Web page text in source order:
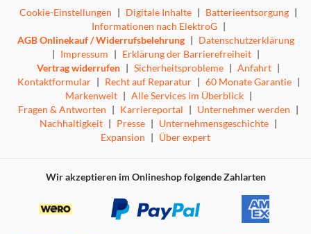
Cookie-Einstellungen | Digitale Inhalte | Batterieentsorgung |
Informationen nach ElektroG |
AGB Onlinekauf / Widerrufsbelehrung | Datenschutzerklärung
| Impressum | Erklärung der Barrierefreiheit |
Vertrag widerrufen | Sicherheitsprobleme | Anfahrt |
Kontaktformular | Recht auf Reparatur | 60 Monate Garantie |
Markenwelt | Alle Services im Überblick |
Fragen & Antworten | Karriereportal | Unternehmer werden |
Nachhaltigkeit | Presse | Unternehmensgeschichte |
Expansion | Über expert
Wir akzeptieren im Onlineshop folgende Zahlarten